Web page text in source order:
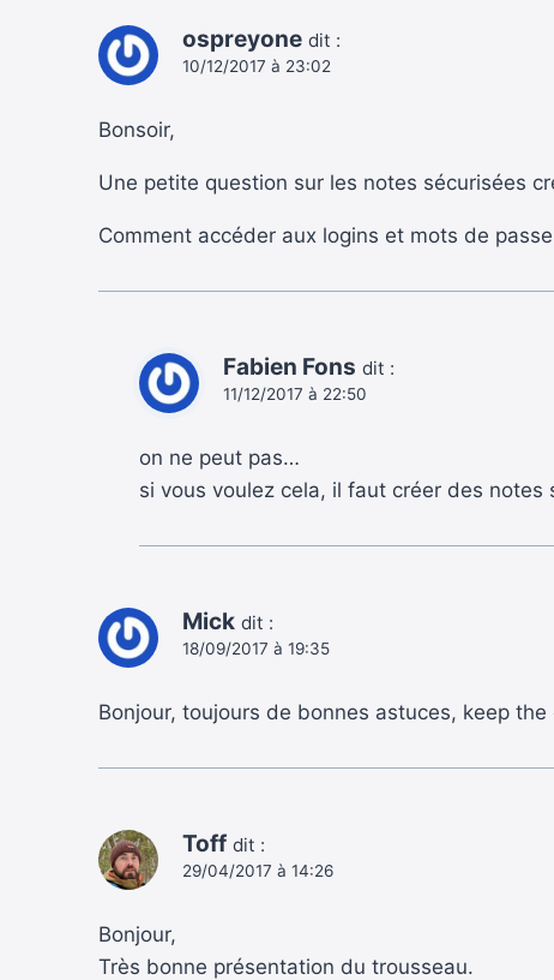
ospreyone dit :
10/12/2017 à 23:02
Bonsoir,
Une petite question sur les notes sécurisées
Comment accéder aux logins et mots de
Fabien Fons dit :
11/12/2017 à 22:50
on ne peut pas…
si vous voulez cela, il faut créer des notes
Mick dit :
18/09/2017 à 19:35
Bonjour, toujours de bonnes astuces, keep
Toff dit :
29/04/2017 à 14:26
Bonjour,
Très bonne présentation du trousseau.